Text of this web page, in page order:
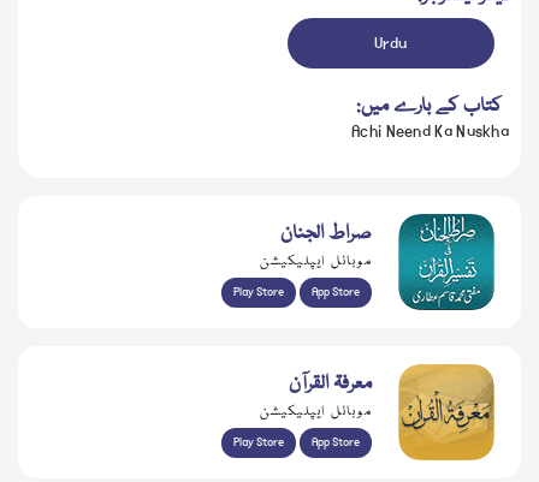
Urdu
کتاب کے بارے میں:
Achi Neend Ka Nuskha
صراط الجنان
موبائل ایپلیکیشن
Play Store App Store
معرفۃ القرآن
موبائل ایپلیکیشن
Play Store App Store